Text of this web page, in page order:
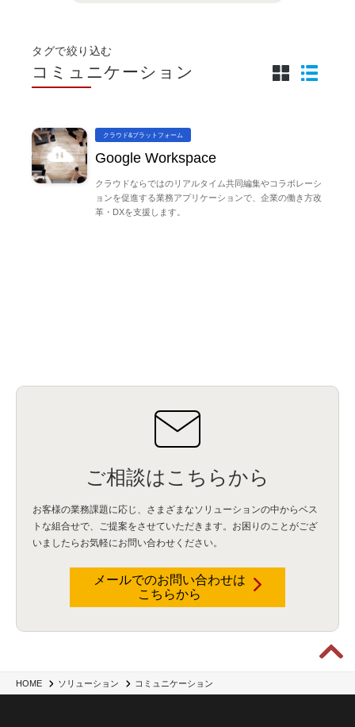
HOME ソリューション コミュニケーション
タグで絞り込む
コミュニケーション
クラウド&プラットフォーム
Google Workspace
クラウドならではのリアルタイム共同編集やコラボレーシ
ョンを促進する業務アプリケーションで、企業の働き方改
革・DXを支援します。
ご相談はこちらから
お客様の業務課題に応じ、さまざまなソリューションの中からベス
トな組合せで、
ご提案をさせていただきます。お困りのことがござ
いましたらお気軽にお問い合わせください。
メールでのお問い合わせは
こちらから